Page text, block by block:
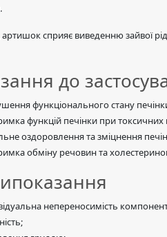
артишок сприяє виведенню зайвої
до
функціонального стану
функцій печінки при токсичних
оздоровлення та зміцнення
обміну речовин та
непереносимість